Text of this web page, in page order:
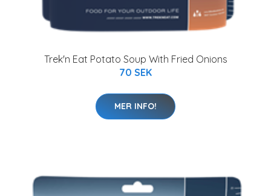
Trek'n Eat Potato Soup With Fried Onions
70 SEK
MER INFO!